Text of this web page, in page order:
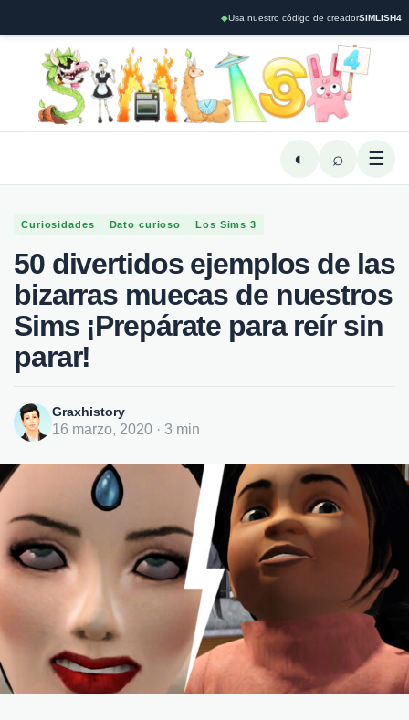
◆Usa nuestro código de creadorSIMLISH4
◐ ⌕ ☰
Curiosidades Dato curioso Los Sims 3
50 divertidos ejemplos de las
bizarras muecas de nuestros
Sims ¡Prepárate para reír sin
parar!
Graxhistory
16 marzo, 2020 · 3 min